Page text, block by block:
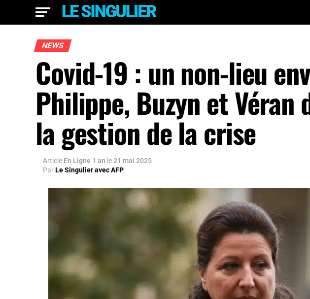
NEWS
Covid-19 : un non-lieu
Philippe, Buzyn et Véran
la gestion de la crise
Article En Ligne 1 an le21 mai 2025
ParLe Singulier avec AFP